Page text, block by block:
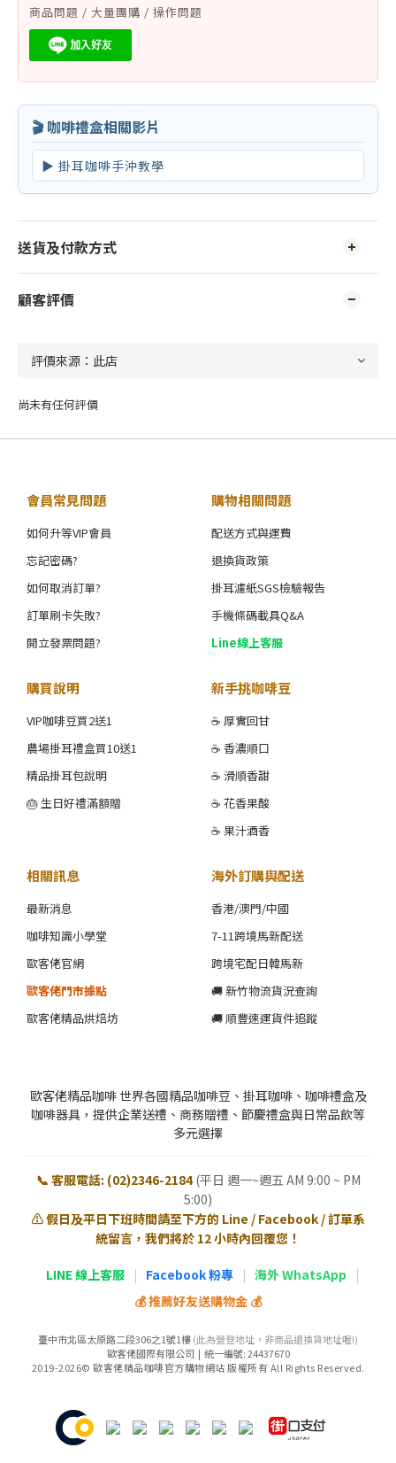
商品問題 / 大量團購 / 操作問題
🎬 咖啡禮盒相關影片
▶ 掛耳咖啡手沖教學
送貨及付款方式
顧客評價
尚未有任何評價
會員常見問題
如何升等VIP會員
忘記密碼?
如何取消訂單?
訂單刷卡失敗?
開立發票問題?
購物相關問題
配送方式與運費
退換貨政策
掛耳濾紙SGS檢驗報告
手機條碼載具Q&A
Line線上客服
購買說明
VIP咖啡豆買2送1
農場掛耳禮盒買10送1
精品掛耳包說明
🎂 生日好禮滿額贈
新手挑咖啡豆
☕ 厚實回甘
☕ 香濃順口
☕ 滑順香甜
☕ 花香果酸
☕ 果汁酒香
相關訊息
最新消息
咖啡知識小學堂
歐客佬官網
歐客佬門市據點
歐客佬精品烘焙坊
海外訂購與配送
香港/澳門/中國
7-11跨境馬新配送
跨境宅配日韓馬新
🚚 新竹物流貨況查詢
🚚 順豐速運貨件追蹤
歐客佬精品咖啡 世界各國精品咖啡豆、掛耳咖啡、咖啡禮盒及
咖啡器具，提供企業送禮、商務贈禮、節慶禮盒與日常品飲等
多元選擇
📞 客服電話: (02)2346-2184 (平日 週一~週五 AM 9:00 ~ PM
5:00)
⚠️ 假日及平日下班時間請至下方的 Line / Facebook / 訂單系
統留言，我們將於 12 小時內回覆您！
LINE 線上客服 | Facebook 粉專 | 海外 WhatsApp
|
💰 推薦好友送購物金 💰
臺中市北區太原路二段306之1號1樓(此為營登地址，非商品退換貨地址喔!)
歐客佬國際有限公司 | 統一編號: 24437670
2019-2026© 歐客佬精品咖啡官方購物網站 版權所有 All Rights Reserved.